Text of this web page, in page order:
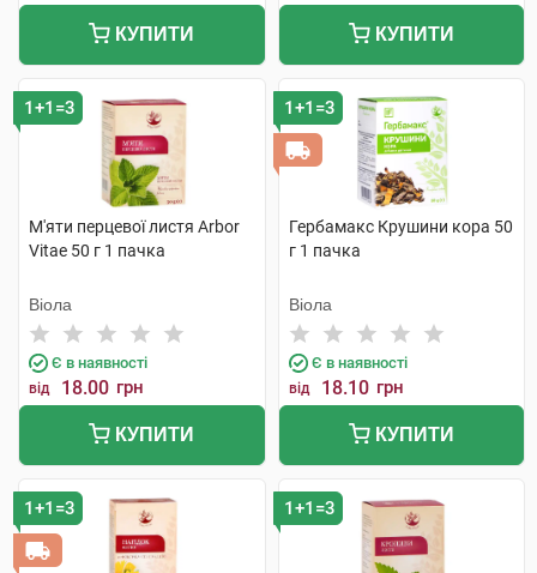
КУПИТИ КУПИТИ
1+1=3
М'яти перцевої листя Arbor
Vitae 50 г 1 пачка
Віола
Є в наявності
від 18.00 грн
КУПИТИ
1+1=3
Гербамакс Крушини кора 50
г 1 пачка
Віола
Є в наявності
від 18.10 грн
КУПИТИ
1+1=3 1+1=3